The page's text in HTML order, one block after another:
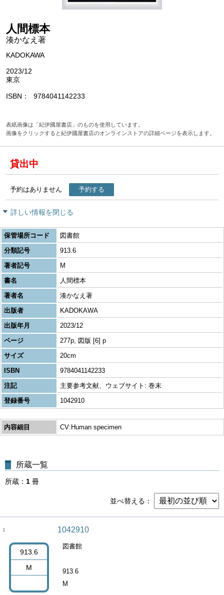
人間標本
湊かなえ著
KADOKAWA
2023/12
東京
ISBN 9784041142233
表紙画像は「紀伊國屋書店」のものを使用しています。
画像をクリックすると紀伊國屋書店のオンラインストアの詳細ページを表示します。
貸出中
予約はありません 予約する
詳しい情報を閉じる
保管場所コード
図書館
分類記号
913.6
著者記号
M
書名
人間標本
著者名
湊かなえ著
出版者
KADOKAWA
出版年月
2023/12
ページ
277p, 図版 [6] p
サイズ
20cm
ISBN
9784041142233
注記
主要参考文献、ウェブサイト: 巻末
登録番号
1042910
内容細目 CV:Human specimen
所蔵一覧
所蔵 1 冊
並べ替える
1
913.6
M
1042910
図書館
913.6
M